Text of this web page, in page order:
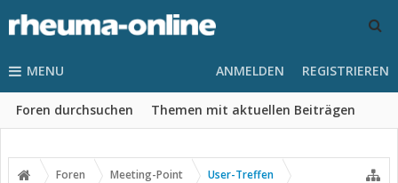
MENU
Foren durchsuchen Themen mit aktuellen Beiträgen
ANMELDEN REGISTRIEREN
Foren Meeting-Point User-Treffen